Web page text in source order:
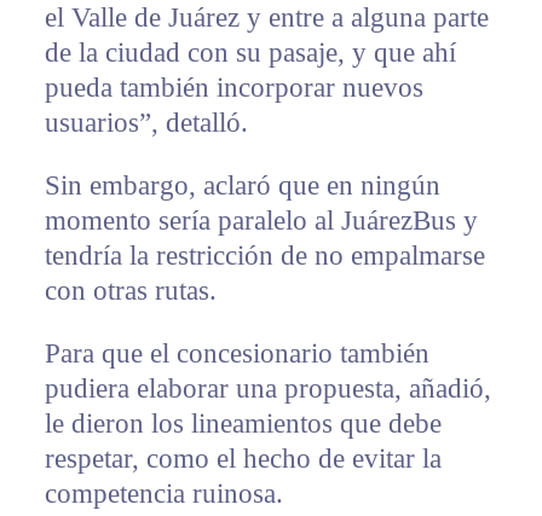
el Valle de Juárez y entre a alguna parte
de la ciudad con su pasaje, y que ahí
pueda también incorporar nuevos
usuarios”, detalló.
Sin embargo, aclaró que en ningún
momento sería paralelo al JuárezBus y
tendría la restricción de no empalmarse
con otras rutas.
Para que el concesionario también
pudiera elaborar una propuesta, añadió,
le dieron los lineamientos que debe
respetar, como el hecho de evitar la
competencia ruinosa.